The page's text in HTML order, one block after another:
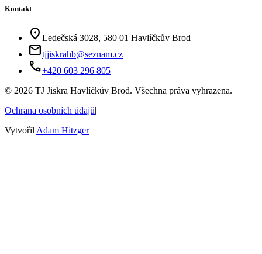
Kontakt
location_on Ledečská 3028, 580 01 Havlíčkův Brod
mailtjjiskrahb@seznam.cz
phone+420 603 296 805
© 2026 TJ Jiskra Havlíčkův Brod. Všechna práva vyhrazena.
Ochrana osobních údajů|
Vytvořil Adam Hitzger